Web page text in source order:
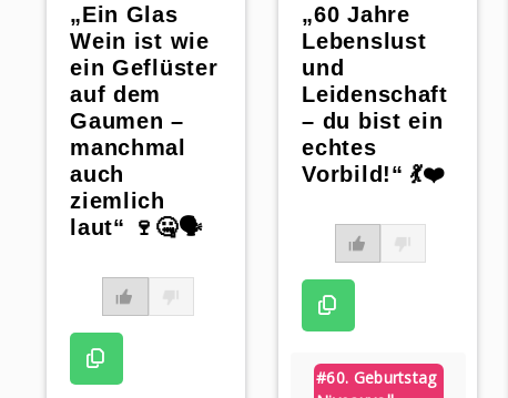
„Ein Glas
Wein ist wie
ein Geflüster
auf dem
Gaumen –
manchmal
auch
ziemlich
laut“ 🍷🤐🗣️
„60 Jahre
Lebenslust
und
Leidenschaft
– du bist ein
echtes
Vorbild!“ 💃❤️
#60. Geburtstag